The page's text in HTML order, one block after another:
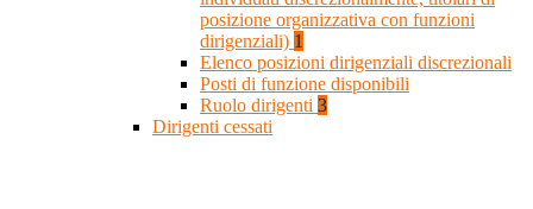
posizione organizzativa con funzioni
dirigenziali) 1
Elenco posizioni dirigenziali discrezionali
Posti di funzione disponibili
Ruolo dirigenti 3
Dirigenti cessati